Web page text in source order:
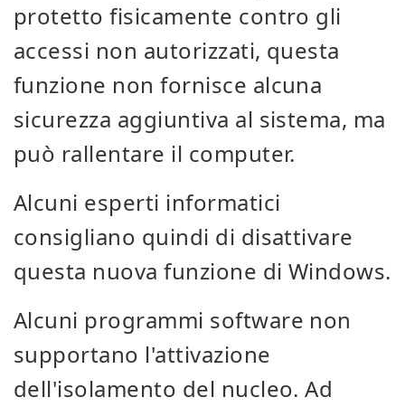
protetto fisicamente contro gli
accessi non autorizzati, questa
funzione non fornisce alcuna
sicurezza aggiuntiva al sistema, ma
può rallentare il computer.
Alcuni esperti informatici
consigliano quindi di disattivare
questa nuova funzione di Windows.
Alcuni programmi software non
supportano l'attivazione
dell'isolamento del nucleo. Ad